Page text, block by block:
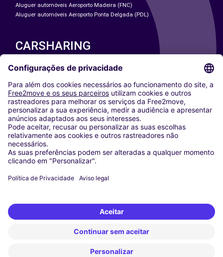
Aluguer automóveis Aeroporto Madeira (FNC)
Aluguer automóveis Aeroporto Ponta Delgada (PDL)
CARSHARING
NOSSAS CIDADES
Washington DC
Milan
Rome
Turin
Vienna
Berlin
Cologne
Dusseldorf
Frankfurt
Munich